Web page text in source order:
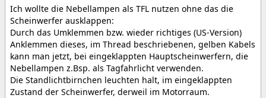
Ich wollte die Nebellampen als TFL nutzen ohne das die
Scheinwerfer ausklappen:
Durch das Umklemmen bzw. wieder richtiges (US-Version)
Anklemmen dieses, im Thread beschriebenen, gelben Kabels
kann man jetzt, bei eingeklappten Hauptscheinwerfern, die
Nebellampen z.Bsp. als Tagfahrlicht verwenden.
Die Standlichtbirnchen leuchten halt, im eingeklappten
Zustand der Scheinwerfer, derweil im Motorraum.